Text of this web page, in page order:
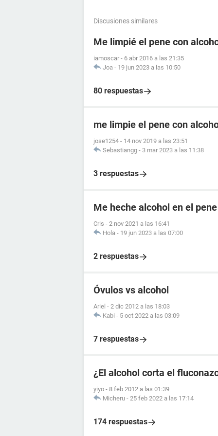
Discusiones similares
Me limpié el pene con
iamoscar - 6 abr 2016 a las 21:35
Joa - 19 jun 2023 a las 10:50
80 respuestas
me limpie el pene con
jose1254 - 14 nov 2019 a las 23:51
Sebastiangg - 3 mar 2023 a las 11:38
3 respuestas
Me heche alcohol en el pene
Cris - 2 nov 2021 a las 16:41
Hola - 19 jun 2023 a las 07:00
2 respuestas
Óvulos vs alcohol
Ariel - 2 dic 2012 a las 18:03
Kabi - 5 oct 2022 a las 03:09
7 respuestas
¿El alcohol corta el
yiyo - 8 feb 2012 a las 01:39
Micheru - 25 feb 2022 a las 17:14
174 respuestas